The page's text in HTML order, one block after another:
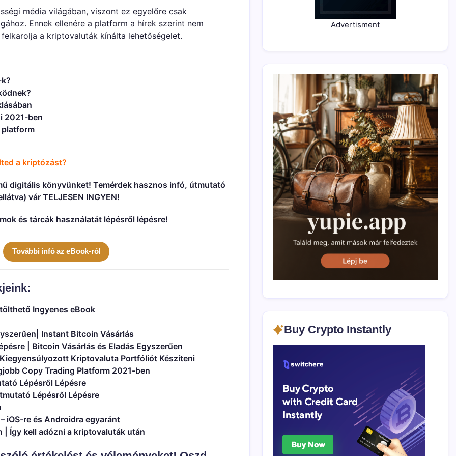
média világában, viszont ez egyelőre csak
Ennek ellenére a platform a hírek szerint nem
a kriptovaluták kínálta lehetőségelet.
2021-ben
platform
a kriptózást?
digitális könyvünket! Temérdek hasznos infó, útmutató
vár TELJESEN INGYEN!
és tárcák használatát lépésről lépésre!
További infó az eBook-ról
Ingyenes eBook
Instant Bitcoin Vásárlás
| Bitcoin Vásárlás és Eladás Egyszerűen
Kriptovaluta Portfóliót Készíteni
Copy Trading Platform 2021-ben
Lépésről Lépésre
Lépésről Lépésre
iOS-re és Androidra egyaránt
Így kell adózni a kriptovaluták után
Advertisment
Buy Crypto Instantly